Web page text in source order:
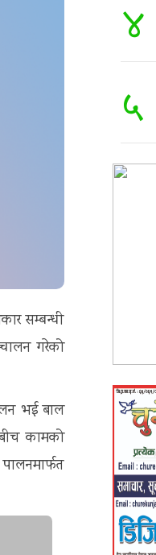
सम्बन्धी
गरेको
भई बाल
कामको
४
५